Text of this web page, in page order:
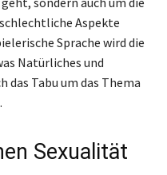
Aspekte
Sprache wird die
Natürliches und
Tabu um das Thema
Sexualität